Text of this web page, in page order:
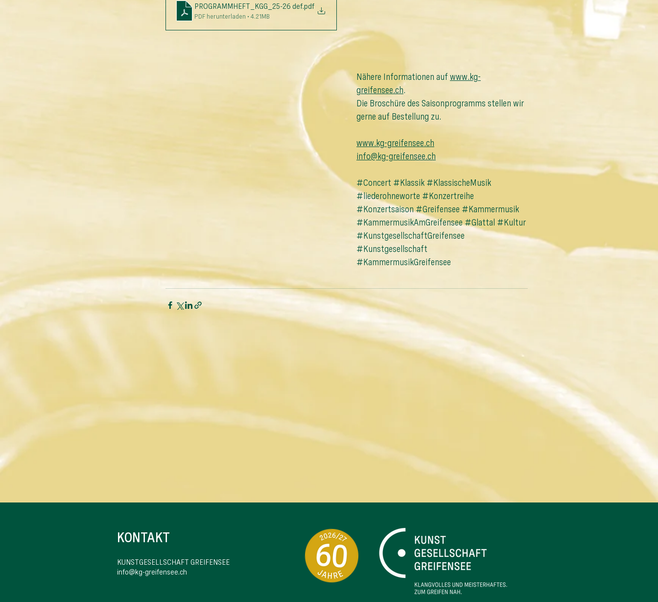
PROGRAMMHEFT_KGG_25-26 def.pdf
PDF herunterladen • 4.21MB
Nähere Informationen auf www.kg-
greifensee.ch.
Die Broschüre des Saisonprogramms stellen wir
gerne auf Bestellung zu.
www.kg-greifensee.ch
info@kg-greifensee.ch
#Concert #Klassik #KlassischeMusik
#liederohneworte #Konzertreihe
#Konzertsaison#Greifensee #Kammermusik
#KammermusikAmGreifensee#Glattal #Kultur
#KunstgesellschaftGreifensee
#Kunstgesellschaft
#KammermusikGreifensee
LIEDER OHNE WORTE
KLASSIKFESTIVAL AM
GREIFENSEE
"EMPATHIE FÜR DIE
KONTAKT
KUNSTGESELLSCHAFT GREIFENSEE
info@kg-greifensee.ch